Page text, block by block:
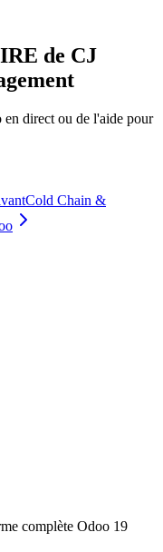
de CJ
en direct ou de l'aide pour
Cold Chain &
complète Odoo 19